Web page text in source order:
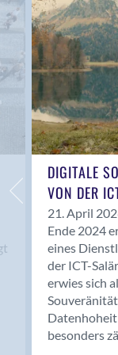
Anwil
Appenzell
Au SG
Baar
Baden
Balsthal
Balzers
Basel
Bassersdorf
Belp
Bendern
Benken (SG)
Bergdietikon
Berlin
Bern
Bern - Liebefeld
DIGITALE
VON DER
21. April
Ende 2024
eines
der ICT-
erwies sich
besonders